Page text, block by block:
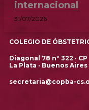
internacional
31/07/2026
COLEGIO DE
Diagonal 78 nº 322 · CP
La Plata · Buenos
secretaria@copba-